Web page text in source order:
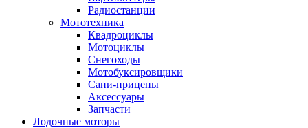
Радиостанции
Мототехника
Квадроциклы
Мотоциклы
Снегоходы
Мотобуксировщики
Сани-прицепы
Аксессуары
Запчасти
Лодочные моторы